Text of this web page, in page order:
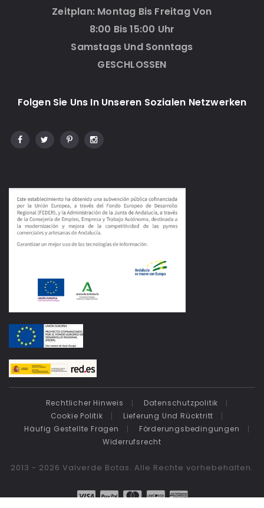
Zeitplan: Montag Bis Freitag Von
8:00 Bis 15:00 Uhr
Samstags Und Sonntags
GESCHLOSSEN
Folgen Sie Uns In Unseren Sozialen Netzwerken
Rechtlicher Hinweis
Datenschutzpolitik
Cookie Politik
Lieferung Und Rücktritt
Häufig Gestellte Fragen
Förderungsbedingungen
Widerrufsrecht
2013 - 2026 Valverde Botas. Alle Rechte vorhebehalten.